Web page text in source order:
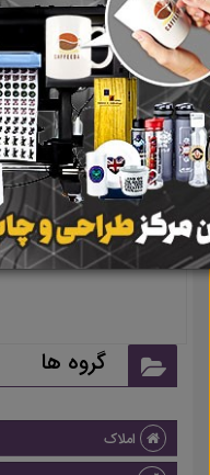
گروه ها
املاک